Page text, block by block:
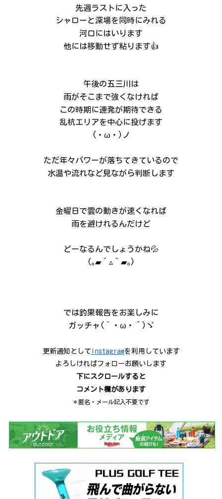
先週ラストに入った
シャローと深場を同時にみれる
河口にはいります
他には移動せず粘ります👍
午後の五三川は
雨がそこまで強くなければ
この時期に連発が期待できる
乱杭エリアを中心に投げます
(・ω・)ノ
ただ年々パワーが落ちてきているので
水温や流れなど見ながら判断します
金曜日で雲の動きが速くなれば
雨を避けれるんだけど
どーなるんでしょうかね💦
(｡▰´▵｀▰｡)
では釣果報告をお楽しみに
ガッチャ(｀・ω・´)ゞ
更新通知として Instagramを利用しています
よろしければフォローお願いします
下にスクロールすると
コメント欄があります
＊匿名・メール記入不要です